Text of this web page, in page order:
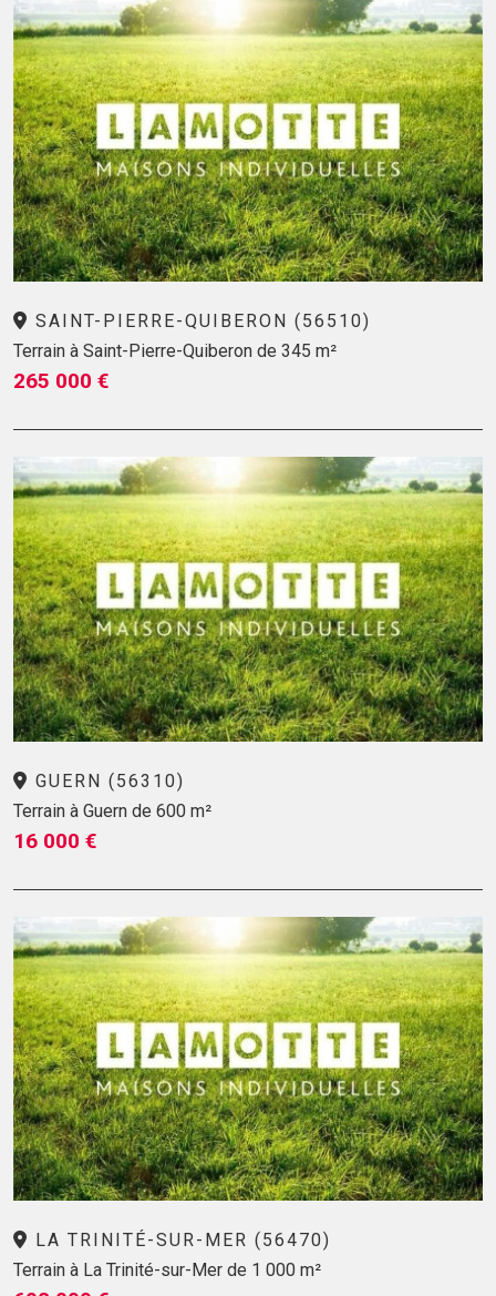
SAINT-PIERRE-QUIBERON (56510)
Terrain à Saint-Pierre-Quiberon de 345 m²
265 000 €
GUERN (56310)
Terrain à Guern de 600 m²
16 000 €
LA TRINITÉ-SUR-MER (56470)
Terrain à La Trinité-sur-Mer de 1 000 m²